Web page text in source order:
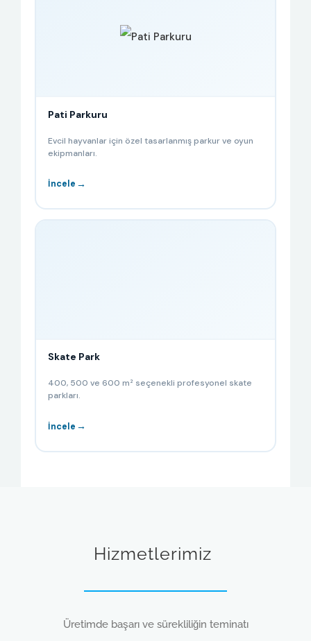
Pati Parkuru
Evcil hayvanlar için özel tasarlanmış parkur ve oyun
ekipmanları.
İncele →
Skate Park
400, 500 ve 600 m² seçenekli profesyonel skate
parkları.
İncele →
Hizmetlerimiz
Üretimde başarı ve sürekliliğin teminatı